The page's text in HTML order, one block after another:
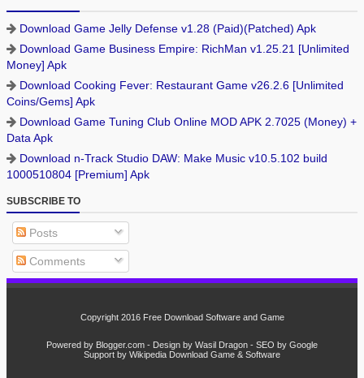
Download Game Jelly Defense v1.28 (Paid)(Patched) Apk
Download Game Business Empire: RichMan v1.25.21 [Unlimited
Money] Apk
Download Cooking Fever: Restaurant Game v26.2.6 [Unlimited
Coins/Gems] Apk
Download Game Tuning Club Online MOD APK 2.7025 (Money) +
Data Apk
Download n-Track Studio DAW: Make Music v10.5.102 build
1000510804 [Premium] Apk
SUBSCRIBE TO
Posts
Comments
Copyright 2016 Free Download Software and Game
Powered by Blogger.com - Design by Wasil Dragon - SEO by Google
Support by Wikipedia Download Game & Software